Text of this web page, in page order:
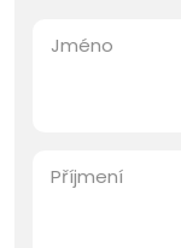
Jméno
Příjmení